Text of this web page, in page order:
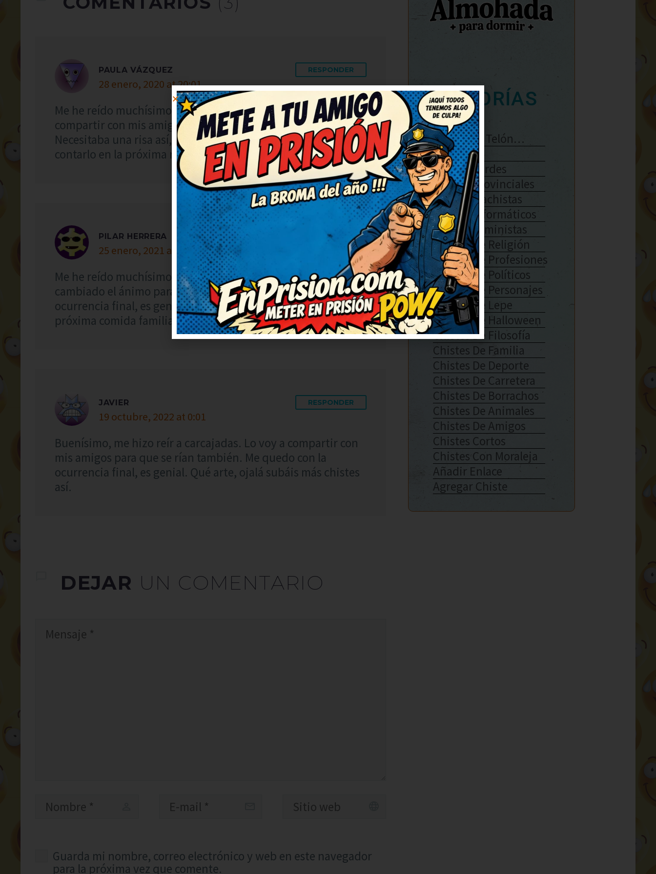
PAULA VÁZQUEZ
28 enero, 2020 at 20:01
RESPONDER
Me he reído muchísimo con este chiste, de verdad. Lo voy a
compartir con mis amigos para que se rían también.
Necesitaba una risa así, gracias por publicarlo. Lo guardo para
contarlo en la próxima reunión, verás qué risas.
PILAR HERRERA
25 enero, 2021 at 2:20
RESPONDER
Me he reído muchísimo con este chiste, de verdad. Me ha
cambiado el ánimo para bien, gracias. Me quedo con la
ocurrencia final, es genial. Lo apuntaré para contarlo en la
próxima comida familiar.
JAVIER
19 octubre, 2022 at 0:01
RESPONDER
Buenísimo, me hizo reír a carcajadas. Lo voy a compartir con
mis amigos para que se rían también. Me quedo con la
ocurrencia final, es genial. Qué arte, ojalá subáis más chistes
así.
DEJAR UN COMENTARIO
Guarda mi nombre, correo electrónico y web en este navegador
para la próxima vez que comente.
CATEGORÍAS
Se Abre El Telón…
Enlaces
Chistes Verdes
Chistes Provinciales
Chistes Machistas
Chistes Informáticos
Chistes Feministas
Chistes De Religión
Chistes De Profesiones
Chistes De Políticos
Chistes De Personajes
Chistes De Lepe
Chistes De Halloween
Chistes De Filosofía
Chistes De Familia
Chistes De Deporte
Chistes De Carretera
Chistes De Borrachos
Chistes De Animales
Chistes De Amigos
Chistes Cortos
Chistes Con Moraleja
Añadir Enlace
Agregar Chiste